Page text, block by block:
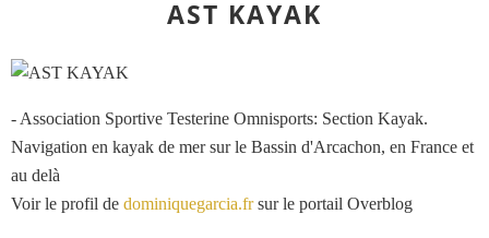
AST KAYAK
- Association Sportive Testerine Omnisports: Section Kayak.
Navigation en kayak de mer sur le Bassin d'Arcachon, en France et
au delà
Voir le profil de dominiquegarcia.frsur le portail Overblog